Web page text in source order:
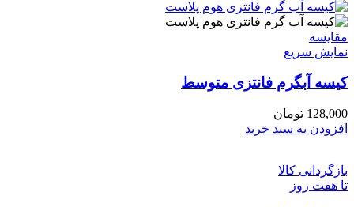
مقايسه
نمایش سریع
کیسه آبگرم فانتزی متوسط
128,000 تومان
افزودن به سبد خرید
بازگردانی کالا
تا هفت روز